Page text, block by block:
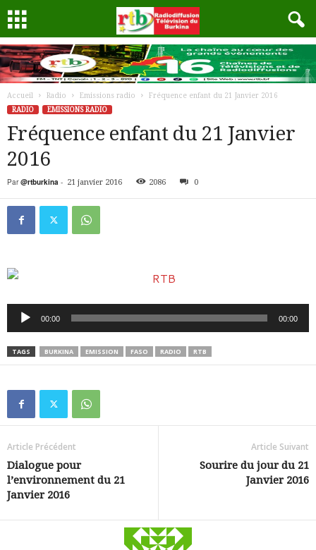
Accueil Radio Emissions radio
Fréquence enfant du 21 Janvier 2016
RADIO
EMISSIONS RADIO
Fréquence enfant du 21 Janvier
2016
Par @rtburkina - 21 janvier 2016 2086 0
Lecteur
audio
00:00 00:00
TAGS BURKINA EMISSION FASO RADIO RTB
Article Précédent
Dialogue pour
l’environnement du 21
Janvier 2016
Article Suivant
Sourire du jour du 21
Janvier 2016